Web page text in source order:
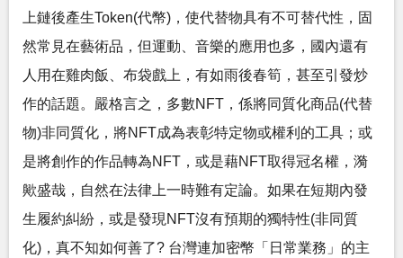
上鏈後產生Token(代幣)，使代替物具有不可替代性，固
然常見在藝術品，但運動、音樂的應用也多，國內還有
人用在雞肉飯、布袋戲上，有如雨後春筍，甚至引發炒
作的話題。嚴格言之，多數NFT，係將同質化商品(代替
物)非同質化，將NFT成為表彰特定物或權利的工具；或
是將創作的作品轉為NFT，或是藉NFT取得冠名權，漪
歟盛哉，自然在法律上一時難有定論。如果在短期內發
生履約糾紛，或是發現NFT沒有預期的獨特性(非同質
化)，真不知如何善了? 台灣連加密幣「日常業務」的主